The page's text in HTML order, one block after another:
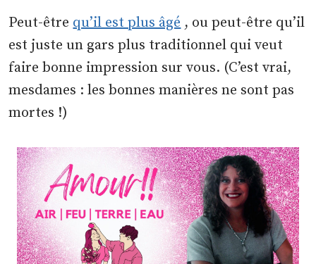
Peut-être qu’il est plus âgé , ou peut-être qu’il
est juste un gars plus traditionnel qui veut
faire bonne impression sur vous. (C’est vrai,
mesdames : les bonnes manières ne sont pas
mortes !)